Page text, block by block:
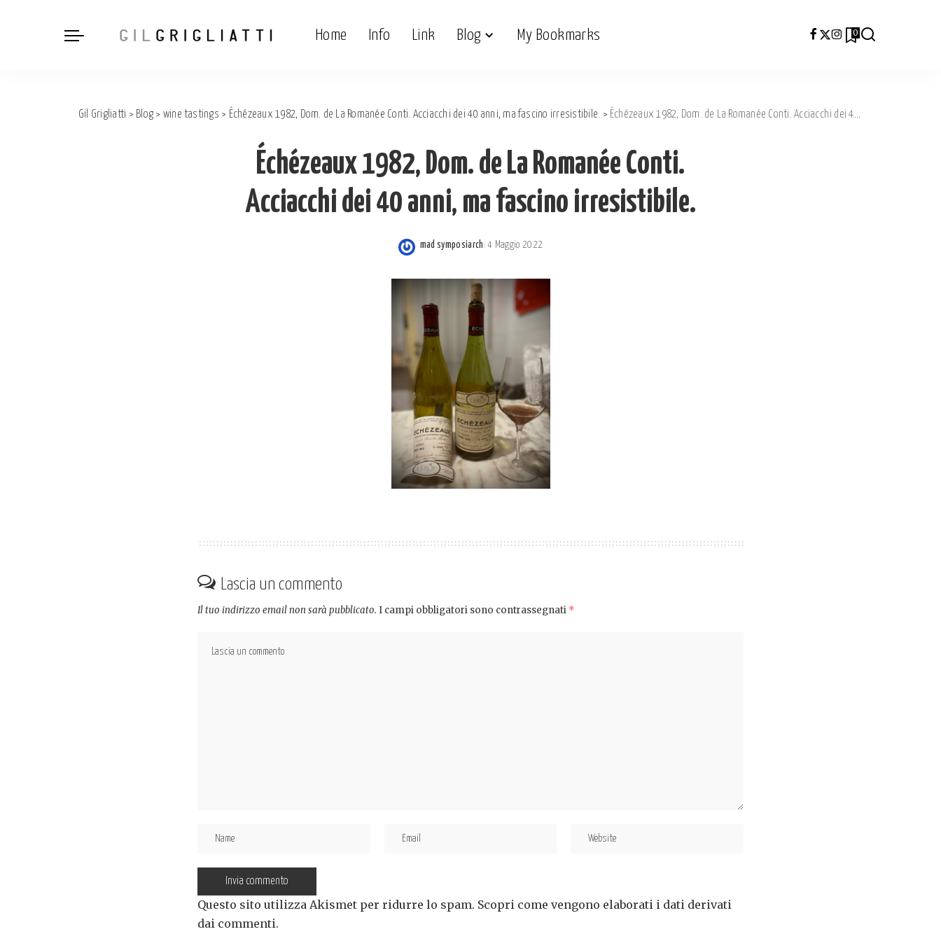
Home Info Link Blog My Bookmarks 0
Gil Grigliatti > Blog > wine tastings > Échézeaux 1982, Dom. de La Romanée Conti. Acciacchi dei 40 anni, ma fascino irresistibile. > Échézeaux 1982, Dom. de La Romanée Conti. Acciacchi dei 40 anni, ma fascino irresistibile.
Échézeaux 1982, Dom. de La Romanée Conti.
Acciacchi dei 40 anni, ma fascino irresistibile.
Posted
mad symposiarch 4 Maggio 2022
Lascia un commento
Il tuo indirizzo email non sarà pubblicato. I campi obbligatori sono contrassegnati *
Questo sito utilizza Akismet per ridurre lo spam. Scopri come vengono elaborati i dati derivati
dai commenti.